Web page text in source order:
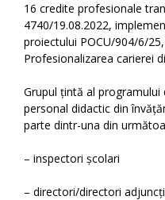
16 credite profesionale
4740/19.08.2022,
proiectului POCU/904/6/
Profesionalizarea carierei
Grupul țintă al
personal didactic din
parte dintr-una din
– inspectori școlari
– directori/directori